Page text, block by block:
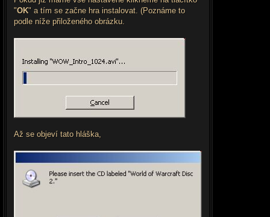
"OK" a tím se začne hra instalovat. (Poznáme to
podle níže přiloženého obrázku.
Až se objeví tato hláška,